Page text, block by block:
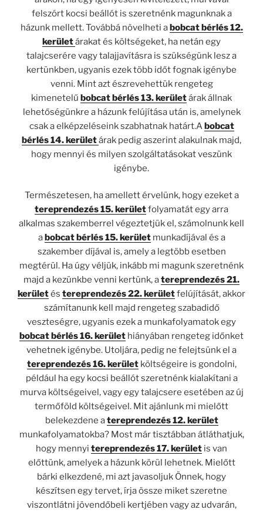
felszórt kocsi beállót is szeretnénk magunknak a
házunk mellett. Továbbá növelheti abobcat bérlés 12.
kerületárakat és költségeket, ha netán egy
talajcserére vagy talajjavításra is szükségünk lesz a
kertünkben, ugyanis ezek több időt fognak igénybe
venni. Mint azt észrevehettük rengeteg
kimenetelű bobcat bérlés 13. kerületárak állnak
lehetőségünkre a házunk felújítása után is, amelynek
csak a elképzeléseink szabhatnak határt.Abobcat
bérlés 14. kerületárak pedig aszerint alakulnak majd,
hogy mennyi és milyen szolgáltatásokat veszünk
igénybe.
Természetesen, ha amellett érvelünk, hogy ezeket a
tereprendezés 15. kerületfolyamatát egy arra
alkalmas szakemberrel végeztetjük el, számolnunk kell
abobcat bérlés 15. kerületmunkadíjával és a
szakember díjával is, amely a legtöbb esetben
megtérül. Ha úgy véljük, inkább mi magunk szeretnénk
majd a kezünkbe venni kertünk, atereprendezés 21.
kerületés tereprendezés 22. kerületfelújítását, akkor
számítanunk kell majd rengeteg szabadidő
veszteségre, ugyanis ezek a munkafolyamatok egy
bobcat bérlés 16. kerület hiányában rengeteg időnket
vehetnek igénybe. Utoljára, pedig ne felejtsünk el a
tereprendezés 16. kerületköltségeire is gondolni,
például ha egy kocsi beállót szeretnénk kialakítani a
murva költségeivel, vagy egy talajcsere esetében az új
termőföld költségeivel. Mit ajánlunk mi mielőtt
belekezdene atereprendezés 12. kerület
munkafolyamatokba? Most már tisztábban átláthatjuk,
hogy mennyi tereprendezés 17. kerület is van
előttünk, amelyek a házunk körül lehetnek. Mielőtt
bárki elkezdené, mi azt javasoljuk Önnek, hogy
készítsen egy tervet, írja össze miket szeretne
viszontlátni jövendőbeli kertjében vagy az udvarán,